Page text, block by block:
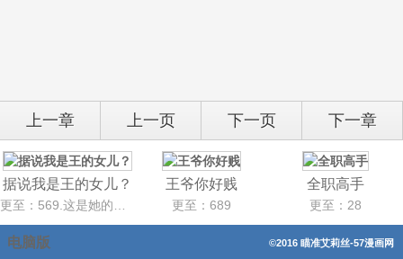
上一章 上一页 下一页 下一章
据说我是王的女儿？
更至：569.这是她的选择
王爷你好贱
更至：689
全职高手
更至：28
电脑版 ©2016 瞄准艾莉丝-57漫画网